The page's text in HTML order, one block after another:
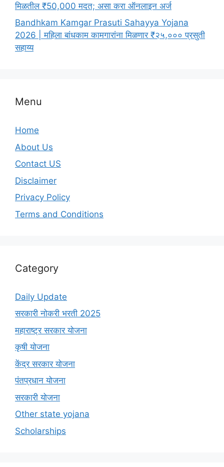
मिळतील ₹50,000 मदत; असा करा ऑनलाइन अर्ज
Bandhkam Kamgar Prasuti Sahayya Yojana
2026 | महिला बांधकाम कामगारांना मिळणार ₹२५,००० प्रसुती
सहाय्य
Menu
Home
About Us
Contact US
Disclaimer
Privacy Policy
Terms and Conditions
Category
Daily Update
सरकारी नोकरी भरती 2025
महाराष्ट्र सरकार योजना
कृषी योजना
केंद्र सरकार योजना
पंतप्रधान योजना
सरकारी योजना
Other state yojana
Scholarships